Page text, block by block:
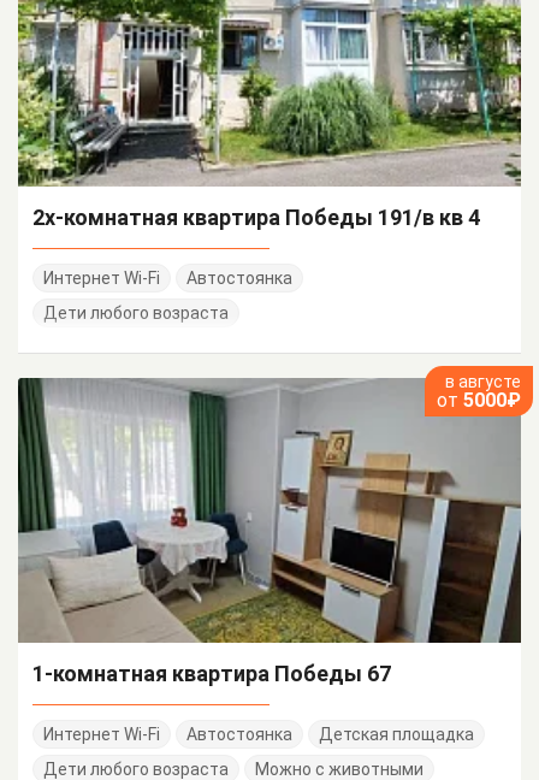
2х-комнатная квартира Победы 191/в кв 4
Интернет Wi-Fi
Автостоянка
Дети любого возраста
в августе
от 5000₽
1-комнатная квартира Победы 67
Интернет Wi-Fi Автостоянка
Детская площадка
Дети любого возраста
Можно с животными